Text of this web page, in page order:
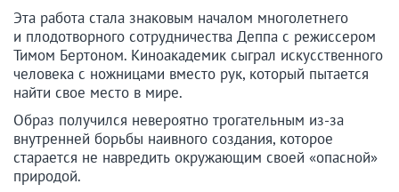
Эта работа стала знаковым началом многолетнего
и плодотворного сотрудничества Деппа с режиссером
Тимом Бертоном. Киноакадемик сыграл искусственного
человека с ножницами вместо рук, который пытается
найти свое место в мире.
Образ получился невероятно трогательным из-за
внутренней борьбы наивного создания, которое
старается не навредить окружающим своей «опасной»
природой.